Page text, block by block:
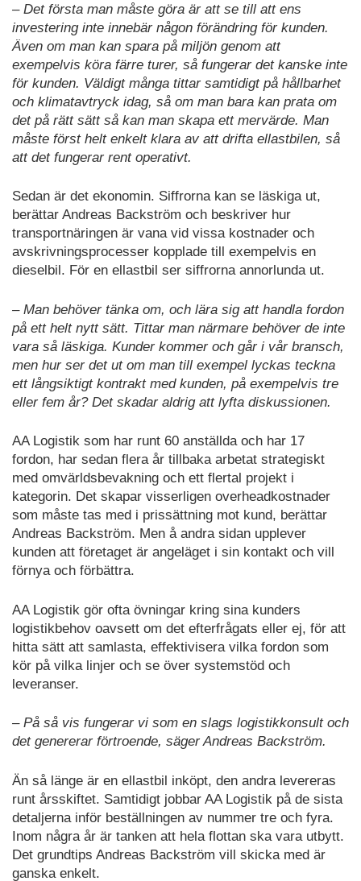
– Det första man måste göra är att se till att ens
investering inte innebär någon förändring för kunden.
Även om man kan spara på miljön genom att
exempelvis köra färre turer, så fungerar det kanske inte
för kunden. Väldigt många tittar samtidigt på hållbarhet
och klimatavtryck idag, så om man bara kan prata om
det på rätt sätt så kan man skapa ett mervärde. Man
måste först helt enkelt klara av att drifta ellastbilen, så
att det fungerar rent operativt.
Sedan är det ekonomin. Siffrorna kan se läskiga ut,
berättar Andreas Backström och beskriver hur
transportnäringen är vana vid vissa kostnader och
avskrivningsprocesser kopplade till exempelvis en
dieselbil. För en ellastbil ser siffrorna annorlunda ut.
– Man behöver tänka om, och lära sig att handla fordon
på ett helt nytt sätt. Tittar man närmare behöver de inte
vara så läskiga. Kunder kommer och går i vår bransch,
men hur ser det ut om man till exempel lyckas teckna
ett långsiktigt kontrakt med kunden, på exempelvis tre
eller fem år? Det skadar aldrig att lyfta diskussionen.
AA Logistik som har runt 60 anställda och har 17
fordon, har sedan flera år tillbaka arbetat strategiskt
med omvärldsbevakning och ett flertal projekt i
kategorin. Det skapar visserligen overheadkostnader
som måste tas med i prissättning mot kund, berättar
Andreas Backström. Men å andra sidan upplever
kunden att företaget är angeläget i sin kontakt och vill
förnya och förbättra.
AA Logistik gör ofta övningar kring sina kunders
logistikbehov oavsett om det efterfrågats eller ej, för att
hitta sätt att samlasta, effektivisera vilka fordon som
kör på vilka linjer och se över systemstöd och
leveranser.
– På så vis fungerar vi som en slags logistikkonsult och
det genererar förtroende, säger Andreas Backström.
Än så länge är en ellastbil inköpt, den andra levereras
runt årsskiftet. Samtidigt jobbar AA Logistik på de sista
detaljerna inför beställningen av nummer tre och fyra.
Inom några år är tanken att hela flottan ska vara utbytt.
Det grundtips Andreas Backström vill skicka med är
ganska enkelt.